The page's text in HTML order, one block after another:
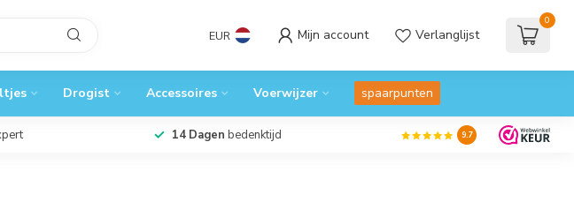
EUR Mijn account Verlanglijst
0
Drogist Accessoires Voerwijzer spaarpunten
14 Dagen bedenktijd 9.7